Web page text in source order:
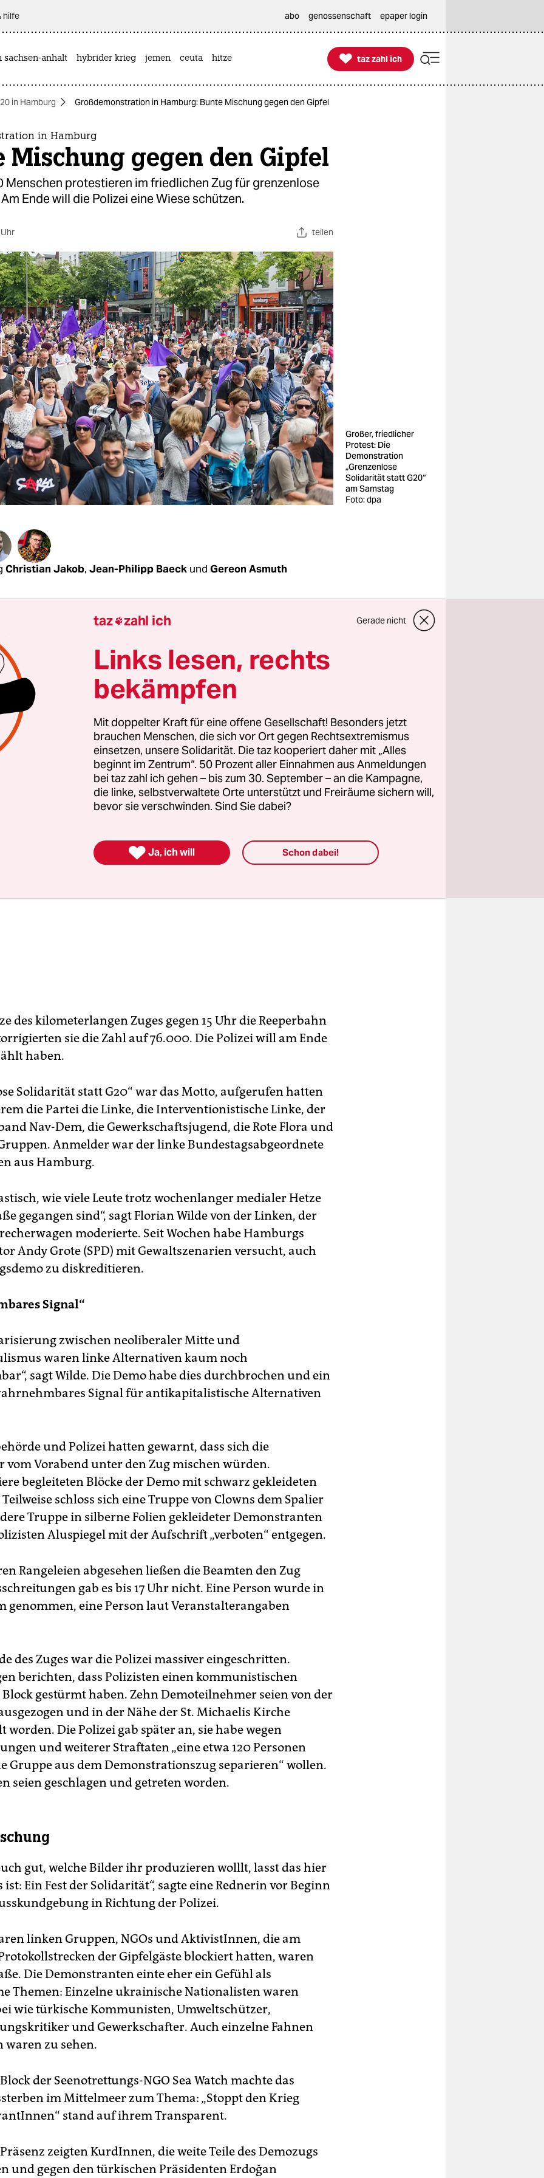
hilfe abo genossenschaft epaper login
sachsen-anhalt hybrider krieg jemen ceuta hitze 
taz zahl ich
taz zahl ich
in Hamburg Großdemonstration in Hamburg: Bunte Mischung gegen den Gipfel
in Hamburg
Mischung gegen den Gipfel
Menschen protestieren im friedlichen Zug für grenzenlose
Ende will die Polizei eine Wiese schützen.
teilen
Großer, friedlicher
Protest: Die
Demonstration
„Grenzenlose
Solidarität statt G20“
am Samstag
Foto: dpa
Christian Jakob, Jean-Philipp Baeck und Gereon Asmuth
Demozug von annähernd 80.000 Menschen ist am
das Treffen der G20 durch Hamburg gezogen.
Ausschreitungen in der Nacht zuvor im
war die Frage, ob dies Beteiligung an dem Protestzug
Doch das war nicht der Fall. Die Veranstalter
von etwa 40.000 Menschen, die sich ab 11 Uhr vor
in der Nähe des Hauptbahnhofs versammelt
des kilometerlangen Zuges gegen 15 Uhr die Reeperbahn
sie die Zahl auf 76.000. Die Polizei will am Ende
haben.
Solidarität statt G20“ war das Motto, aufgerufen hatten
die Partei die Linke, die Interventionistische Linke, der
Nav-Dem, die Gewerkschaftsjugend, die Rote Flora und
Anmelder war der linke Bundestagsabgeordnete
aus Hamburg.
wie viele Leute trotz wochenlanger medialer Hetze
gegangen sind“, sagt Florian Wilde von der Linken, der
moderierte. Seit Wochen habe Hamburgs
Andy Grote (SPD) mit Gewaltszenarien versucht, auch
zu diskreditieren.
Signal“
zwischen neoliberaler Mitte und
waren linke Alternativen kaum noch
sagt Wilde. Die Demo habe dies durchbrochen und ein
Signal für antikapitalistische Alternativen
und Polizei hatten gewarnt, dass sich die
vom Vorabend unter den Zug mischen würden.
begleiteten Blöcke der Demo mit schwarz gekleideten
schloss sich eine Truppe von Clowns dem Spalier
Truppe in silberne Folien gekleideter Demonstranten
Aluspiegel mit der Aufschrift „verboten“ entgegen.
Rangeleien abgesehen ließen die Beamten den Zug
gab es bis 17 Uhr nicht. Eine Person wurde in
genommen, eine Person laut Veranstalterangaben
des Zuges war die Polizei massiver eingeschritten.
berichten, dass Polizisten einen kommunistischen
Block gestürmt haben. Zehn Demoteilnehmer seien von der
und in der Nähe der St. Michaelis Kirche
worden. Die Polizei gab später an, sie habe wegen
und weiterer Straftaten „eine etwa 120 Personen
Gruppe aus dem Demonstrationszug separieren“ wollen.
seien geschlagen und getreten worden.
gut, welche Bilder ihr produzieren wolllt, lasst das hier
ist: Ein Fest der Solidarität“, sagte eine Rednerin vor Beginn
in Richtung der Polizei.
linken Gruppen, NGOs und AktivistInnen, die am
der Gipfelgäste blockiert hatten, waren
Die Demonstranten einte eher ein Gefühl als
Themen: Einzelne ukrainische Nationalisten waren
wie türkische Kommunisten, Umweltschützer,
und Gewerkschafter. Auch einzelne Fahnen
waren zu sehen.
der Seenotrettungs-NGO Sea Watch machte das
im Mittelmeer zum Thema: „Stoppt den Krieg
stand auf ihrem Transparent.
zeigten KurdInnen, die weite Teile des Demozugs
und gegen den türkischen Präsidenten Erdoğan
taz zahl ich Gerade nicht
Links lesen, rechts
bekämpfen
Mit doppelter Kraft für eine offene Gesellschaft! Besonders jetzt
brauchen Menschen, die sich vor Ort gegen Rechtsextremismus
einsetzen, unsere Solidarität. Die taz kooperiert daher mit „Alles
beginnt im Zentrum“. 50 Prozent aller Einnahmen aus Anmeldungen
bei taz zahl ich gehen – bis zum 30. September – an die Kampagne,
die linke, selbstverwaltete Orte unterstützt und Freiräume sichern will,
bevor sie verschwinden. Sind Sie dabei?
 Ja, ich will Schon dabei!